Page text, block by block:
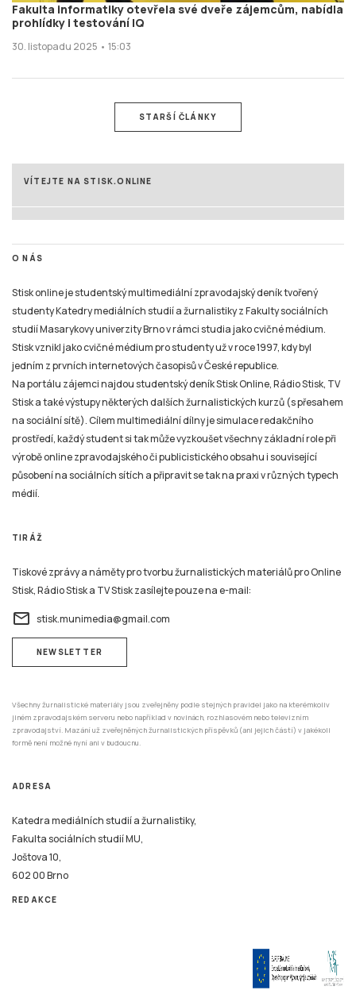
Fakulta informatiky otevřela své dveře zájemcům, nabídla
prohlídky i testování IQ
30. listopadu 2025 • 15:03
STARŠÍ ČLÁNKY
VÍTEJTE NA STISK.ONLINE
O NÁS
Stisk online je studentský multimediální zpravodajský deník tvořený
studenty Katedry mediálních studií a žurnalistiky z Fakulty sociálních
studií Masarykovy univerzity Brno v rámci studia jako cvičné médium.
Stisk vznikl jako cvičné médium pro studenty už v roce 1997, kdy byl
jedním z prvních internetových časopisů v České republice.
Na portálu zájemci najdou studentský deník Stisk Online, Rádio Stisk, TV
Stisk a také výstupy některých dalších žurnalistických kurzů (s přesahem
na sociální sítě). Cílem multimediální dílny je simulace redakčního
prostředí, každý student si tak může vyzkoušet všechny základní role při
výrobě online zpravodajského či publicistického obsahu i související
působení na sociálních sítích a připravit se tak na praxi v různých typech
médií.
TIRÁŽ
Tiskové zprávy a náměty pro tvorbu žurnalistických materiálů pro Online
Stisk, Rádio Stisk a TV Stisk zasílejte pouze na e-mail:
email stisk.munimedia@gmail.com
NEWSLETTER
Všechny žurnalistické materiály jsou zveřejněny podle stejných pravidel jako na kterémkoliv
jiném zpravodajském serveru nebo například v novinách, rozhlasovém nebo televizním
zpravodajství. Mazání už zveřejněných žurnalistických příspěvků (ani jejich částí) v jakékoli
formě není možné nyní ani v budoucnu.
ADRESA
Katedra mediálních studií a žurnalistiky,
Fakulta sociálních studií MU,
Joštova 10,
602 00 Brno
REDAKCE